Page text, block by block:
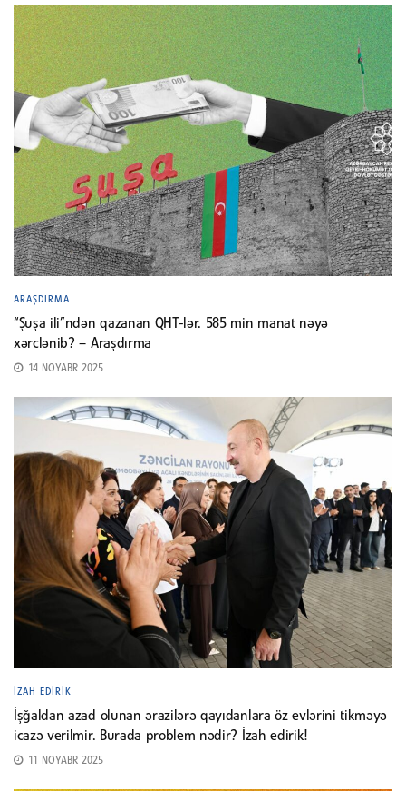
ARAŞDIRMA
“Şuşa ili”ndən qazanan QHT-lər. 585 min manat nəyə
xərclənib? – Araşdırma
14 NOYABR 2025
İZAH EDIRIK
İşğaldan azad olunan ərazilərə qayıdanlara öz evlərini tikməyə
icazə verilmir. Burada problem nədir? İzah edirik!
11 NOYABR 2025